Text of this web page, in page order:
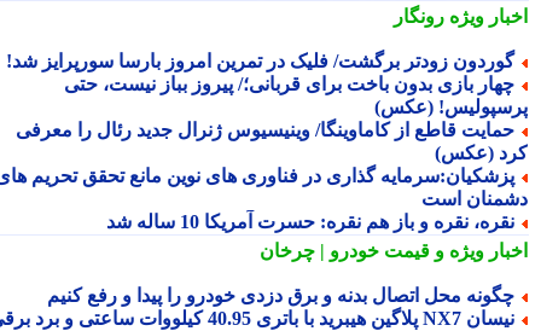
ویژهرونگار
زودتر برگشت/ فلیک در تمرین امروز بارسا سورپرایز شد!
بازی بدون باخت برای قربانی؛/ پیروز بباز نیست، حتی
(عکس)
قاطع از کاماوینگا/ وینیسیوس ژنرال جدید رئال را معرفی
(عکس)
گذاری در فناوری های نوین مانع تحقق تحریم های
است
نقره و باز هم نقره: حسرت آمریکا 10 ساله شد
ویژهو قیمت خودرو | چرخان
محل اتصال بدنه و برق دزدی خودرو را پیدا و رفع کنیم
نیسان NX7 پلاگین هیبرید با باتری 40.95 کیلووات ساعتی و برد برقی